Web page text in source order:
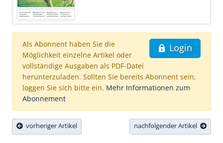
Login
Als Abonnent haben Sie die
Möglichkeit einzelne Artikel oder
vollständige Ausgaben als PDF-Datei
herunterzuladen. Sollten Sie bereits Abonnent sein,
loggen Sie sich bitte ein. Mehr Informationen zum
Abonnement
vorheriger Artikel nachfolgender Artikel